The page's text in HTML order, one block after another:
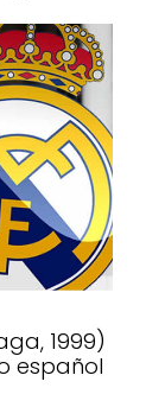
1999)
español